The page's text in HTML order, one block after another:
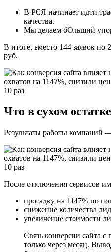
В РСЯ начинает идти
качества.
Мы делаем бОльший
В итоге, вместо 144 заявок по
руб.
Что в сухом остатке
Результаты работы компаний
После отключения сервисов
просадку на 1147% по
снижение количества
увеличение стоимости
Связь конверсии сайта
только через месяц.